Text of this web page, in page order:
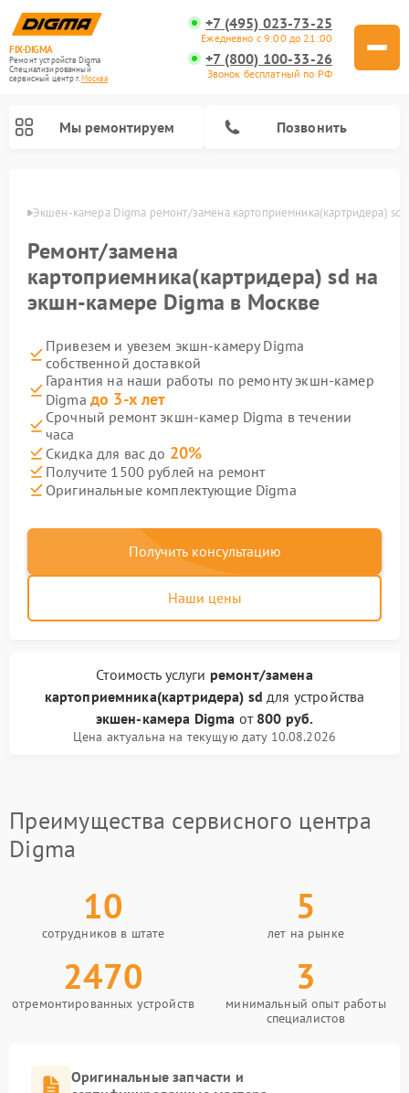
FIX-DIGMA
Ремонт устройств Digma
Специализированный
cервисный центр г.Москва
+7 (495) 023-73-25
Ежедневно с 9:00 до 21:00
+7 (800) 100-33-26
Звонок бесплатный по РФ
Мы ремонтируем Позвонить
Экшен-камера Digma ремонт/замена картоприемника(картридера) sd
Ремонт/замена
картоприемника(картридера) sd на
экшн-камере Digma в Москве
Привезем и увезем экшн-камеру Digma
собственной доставкой
Гарантия на наши работы по ремонту экшн-камер
Digma до 3-х лет
Срочный ремонт экшн-камер Digma в течении
часа
Скидка для вас до 20%
Получите 1500 рублей на ремонт
Оригинальные комплектующие Digma
Получить консультацию
Наши цены
Стоимость услуги ремонт/замена
картоприемника(картридера) sd для устройства
экшен-камера Digma от 800 руб.
Цена актуальна на текущую дату 10.08.2026
Преимущества сервисного центра
Digma
10
сотрудников в штате
5
лет на рынке
2470
отремонтированных устройств
3
минимальный опыт работы
специалистов
Оригинальные запчасти и